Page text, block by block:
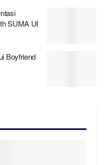
SUMA UI
Boyfriend